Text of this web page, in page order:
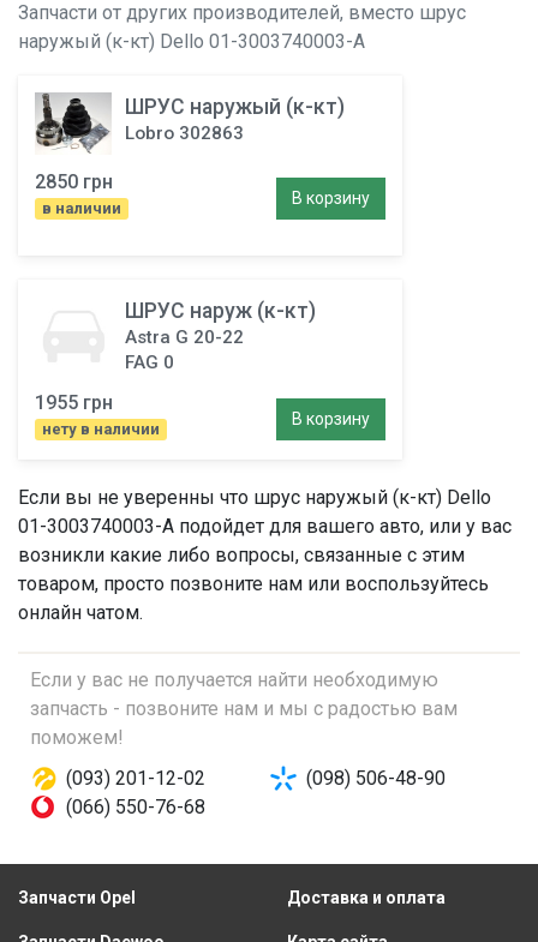
Запчасти от других производителей, вместо шрус
наружый (к-кт) Dello 01-3003740003-A
ШРУС наружый (к-кт)
Lobro 302863
2850 грн
в наличии
В корзину
ШРУС наруж (к-кт)
Astra G 20-22
FAG 0
1955 грн
нету в наличии
В корзину
Если вы не уверенны что шрус наружый (к-кт) Dello
01-3003740003-A подойдет для вашего авто, или у вас
возникли какие либо вопросы, связанные с этим
товаром, просто позвоните нам или воспользуйтесь
онлайн чатом.
Если у вас не получается найти необходимую
запчасть - позвоните нам и мы с радостью вам
поможем!
(093) 201-12-02
(098) 506-48-90
(066) 550-76-68
Запчасти Opel Доставка и оплата